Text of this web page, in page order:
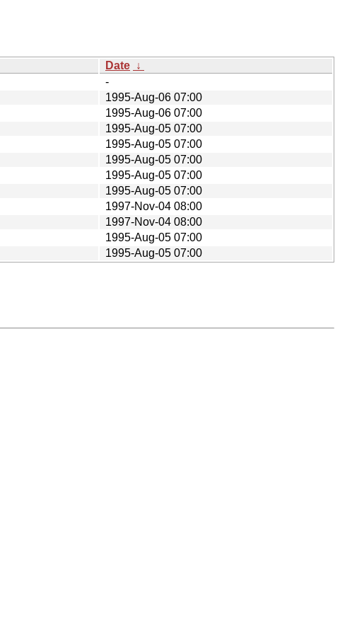
Date ↓
-
1995-Aug-06 07:00
1995-Aug-06 07:00
1995-Aug-05 07:00
1995-Aug-05 07:00
1995-Aug-05 07:00
1995-Aug-05 07:00
1995-Aug-05 07:00
1997-Nov-04 08:00
1997-Nov-04 08:00
1995-Aug-05 07:00
1995-Aug-05 07:00